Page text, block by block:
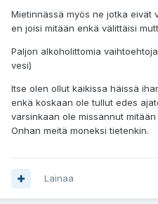
Mietinnässä myös ne jotka eivät
en joisi mitään enkä välittäisi
Paljon alkoholittomia
vesi)
Itse olen ollut kaikissa häissä
enkä koskaan ole tullut edes
varsinkaan ole missannut
Onhan meitä moneksi tietenkin.
Lainaa